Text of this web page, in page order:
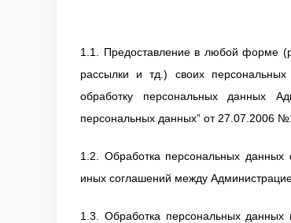
1.1. Предоставление в любой форме
рассылки и тд.) своих
обработку персональных данных
персональных данных” от 27.07.2006
1.2. Обработка персональных данных
иных соглашений между
1.3. Обработка персональных данных